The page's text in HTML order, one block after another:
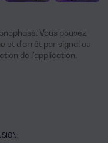
Vous pouvez
et d'arrêt par signal ou
de l'application.